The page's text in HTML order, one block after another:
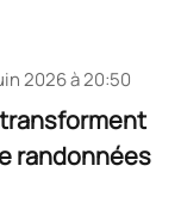
2026 à 20:50
randonnées